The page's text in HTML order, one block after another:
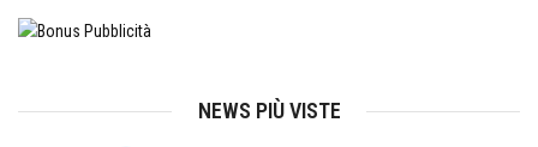
NEWS PIÙ VISTE